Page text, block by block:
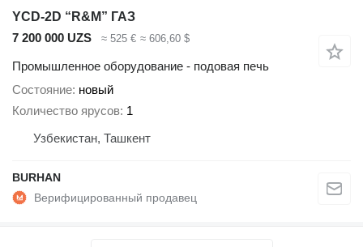
YCD-2D “R&M” ГАЗ
7 200 000 UZS
≈ 525 € ≈ 606,60 $
Промышленное оборудование - подовая печь
Состояние новый
Количество ярусов 1
Узбекистан, Ташкент
BURHAN